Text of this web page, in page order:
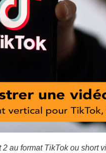
au format TikTok ou short